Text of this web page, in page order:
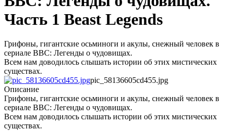
Часть 1 Beast Legends
Грифоны, гигантские осьминоги и акулы, снежный человек в
сериале BBC: Легенды о чудовищах.
Всем нам доводилось слышать истории об этих мистических
существах.
pic_58136605cd455.jpg
Описание
Грифоны, гигантские осьминоги и акулы, снежный человек в
сериале BBC: Легенды о чудовищах.
Всем нам доводилось слышать истории об этих мистических
существах.